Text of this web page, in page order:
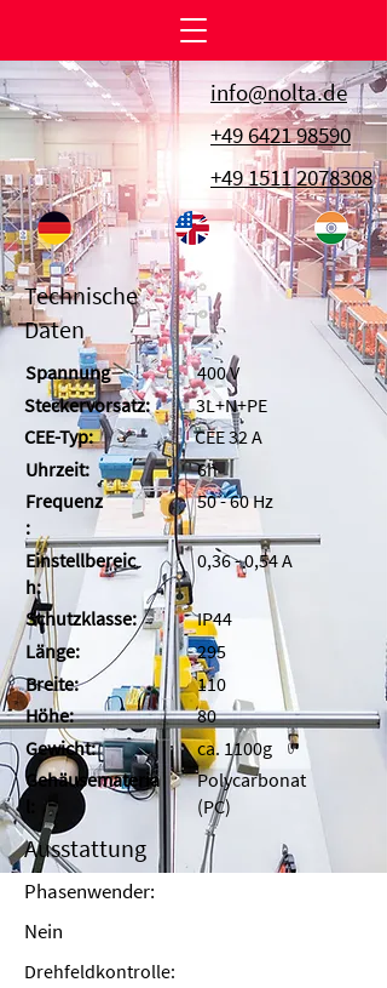
info@nolta.de
+49 6421 98590
+49 1511 2078308
Technische
Daten
Spannung
Steckervorsatz:
CEE-Typ:
Uhrzeit:
Frequenz
:
Einstellbereic
h:
Schutzklasse:
Länge:
Breite:
Höhe:
Gewicht:
Gehäusemateria
400 V
3L+N+PE
CEE 32 A
6h
50 - 60 Hz
0,36 - 0,54 A
IP44
295
110
80
ca. 1100g
Polycarbonat
(PC)
Ausstattung
Phasenwender:
Nein
Drehfeldkontrolle: